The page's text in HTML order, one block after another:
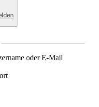
oder E-Mail